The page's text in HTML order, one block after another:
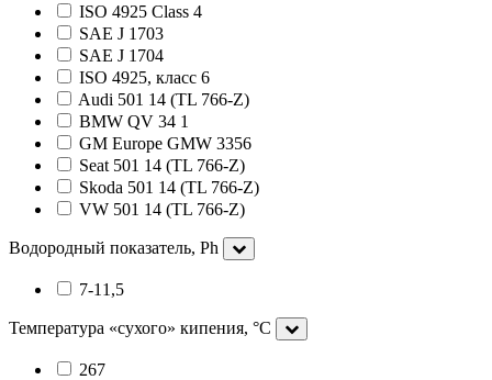
ISO 4925 Class 4
SAE J 1703
SAE J 1704
ISO 4925, класс 6
Audi 501 14 (TL 766-Z)
BMW QV 34 1
GM Europe GMW 3356
Seat 501 14 (TL 766-Z)
Skoda 501 14 (TL 766-Z)
VW 501 14 (TL 766-Z)
Водородный показатель, Ph
7-11,5
Температура «сухого» кипения, °C
267